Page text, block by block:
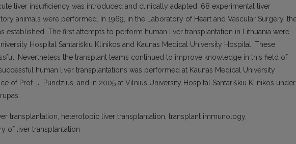
liver insufficiency was introduced and clinically adapted. 68 experimental liver
animals were performed. In 1969, in the Laboratory of Heart and Vascular Surgery,
established. The first attempts to perform human liver transplantation in Lithuania were
Hospital Santariškiu Klinikos and Kaunas Medical University Hospital. These
Nevertheless the transplant teams continued to improve knowledge in this field of
human liver transplantations was performed at Kaunas Medical University
of Prof. J. Pundzius, and in 2005 at Vilnius University Hospital Santariškiu Klinikos under
transplantation, heterotopic liver transplantation, transplant immunology,
of liver transplantation